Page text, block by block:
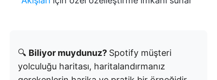
🔍 Biliyor muydunuz? Spotify müşteri
yolculuğu haritası, haritalandırmanız